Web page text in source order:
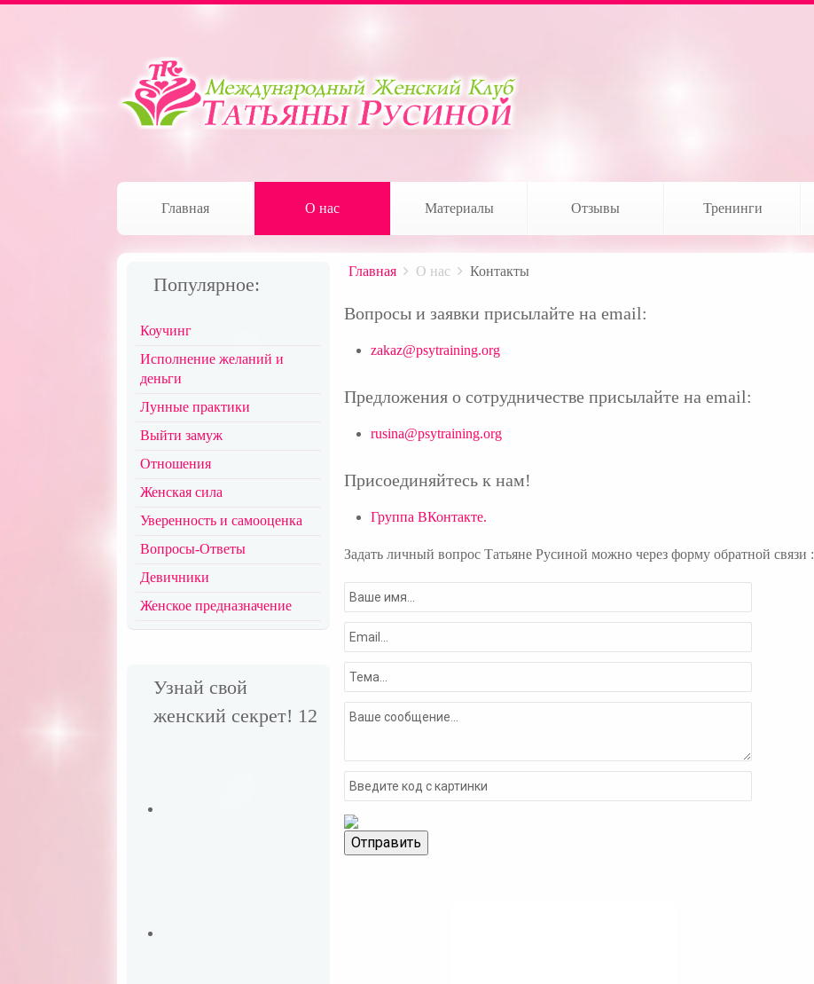
Главная О нас Материалы Отзывы Тренинги
Главная О нас Контакты
Вопросы и заявки присылайте на email:
zakaz@psytraining.org
Предложения о сотрудничестве присылайте на email:
rusina@psytraining.org
Присоединяйтесь к нам!
Группа ВКонтакте.
Задать личный вопрос Татьяне Русиной можно через форму обратной связи :
Популярное:
Коучинг
Исполнение желаний и
деньги
Лунные практики
Выйти замуж
Отношения
Женская сила
Уверенность и самооценка
Вопросы-Ответы
Девичники
Женское предназначение
Узнай свой
женский секрет! 12